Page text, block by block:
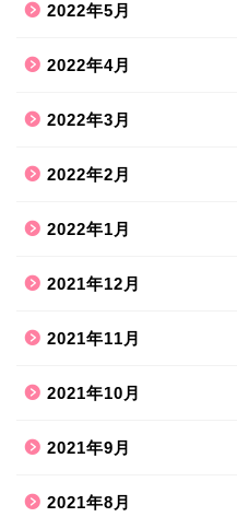
2022年5月
2022年4月
2022年3月
2022年2月
2022年1月
2021年12月
2021年11月
2021年10月
2021年9月
2021年8月